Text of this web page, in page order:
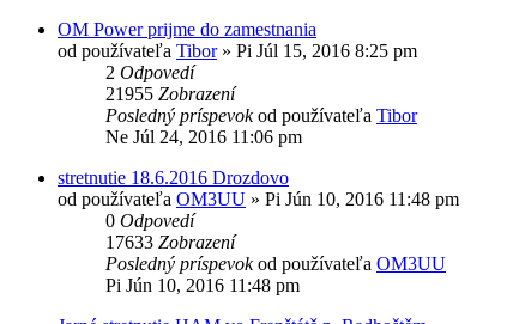
OM Power prijme do zamestnania
od používateľa Tibor» Pi Júl 15, 2016 8:25 pm
2 Odpovedí
21955 Zobrazení
Posledný príspevokod používateľa Tibor
Ne Júl 24, 2016 11:06 pm
stretnutie 18.6.2016 Drozdovo
od používateľa OM3UU » Pi Jún 10, 2016 11:48 pm
0 Odpovedí
17633 Zobrazení
Posledný príspevokod používateľa OM3UU
Pi Jún 10, 2016 11:48 pm